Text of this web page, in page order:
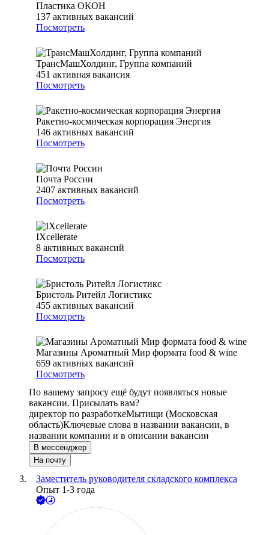
Пластика ОКОН
137 активных вакансий
Посмотреть
ТрансМашХолдинг, Группа компаний
451 активная вакансия
Посмотреть
Ракетно-космическая корпорация Энергия
146 активных вакансий
Посмотреть
Почта России
2407 активных вакансий
Посмотреть
IXcellerate
8 активных вакансий
Посмотреть
Бристоль Ритейл Логистикс
455 активных вакансий
Посмотреть
Магазины Ароматный Мир формата food & wine
659 активных вакансий
Посмотреть
По вашему запросу ещё будут появляться новые
вакансии. Присылать вам?
директор по разработкеМытищи (Московская
область)Ключевые слова в названии вакансии, в
названии компании и в описании вакансии
В мессенджер
На почту
Заместитель руководителя складского комплекса
Опыт 1-3 года